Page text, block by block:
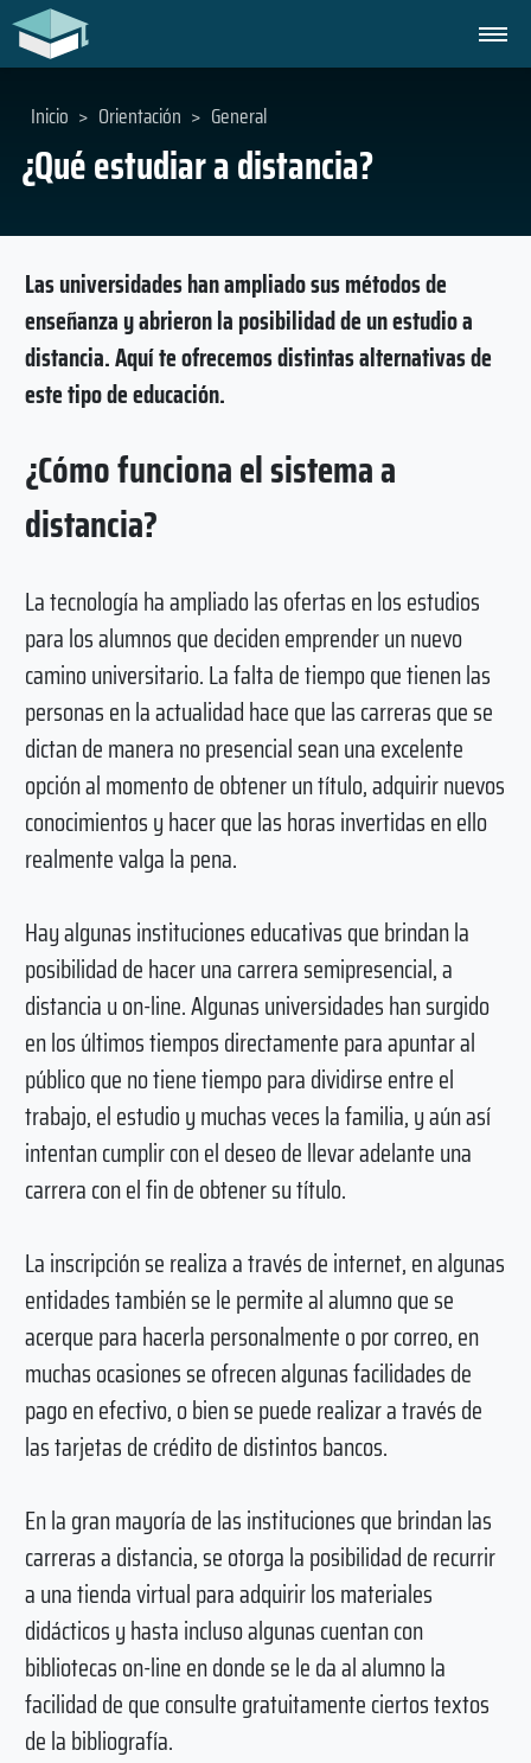
¿Qué estudiar a distancia?
Inicio > Orientación > General
Las universidades han ampliado sus métodos de
enseñanza y abrieron la posibilidad de un estudio a
distancia. Aquí te ofrecemos distintas alternativas de
este tipo de educación.
¿Cómo funciona el sistema a
distancia?
La tecnología ha ampliado las ofertas en los estudios
para los alumnos que deciden emprender un nuevo
camino universitario. La falta de tiempo que tienen las
personas en la actualidad hace que las carreras que se
dictan de manera no presencial sean una excelente
opción al momento de obtener un título, adquirir nuevos
conocimientos y hacer que las horas invertidas en ello
realmente valga la pena.
Hay algunas instituciones educativas que brindan la
posibilidad de hacer una carrera semipresencial, a
distancia u on-line. Algunas universidades han surgido
en los últimos tiempos directamente para apuntar al
público que no tiene tiempo para dividirse entre el
trabajo, el estudio y muchas veces la familia, y aún así
intentan cumplir con el deseo de llevar adelante una
carrera con el fin de obtener su título.
La inscripción se realiza a través de internet, en algunas
entidades también se le permite al alumno que se
acerque para hacerla personalmente o por correo, en
muchas ocasiones se ofrecen algunas facilidades de
pago en efectivo, o bien se puede realizar a través de
las tarjetas de crédito de distintos bancos.
En la gran mayoría de las instituciones que brindan las
carreras a distancia, se otorga la posibilidad de recurrir
a una tienda virtual para adquirir los materiales
didácticos y hasta incluso algunas cuentan con
bibliotecas on-line en donde se le da al alumno la
facilidad de que consulte gratuitamente ciertos textos
de la bibliografía.